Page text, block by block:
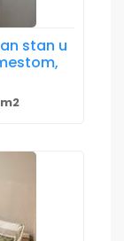
stan u